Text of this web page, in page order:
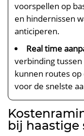
voorspellen op
en hindernissen
anticiperen.
Real time
verbinding
kunnen routes
voor de snelste
bij haastige